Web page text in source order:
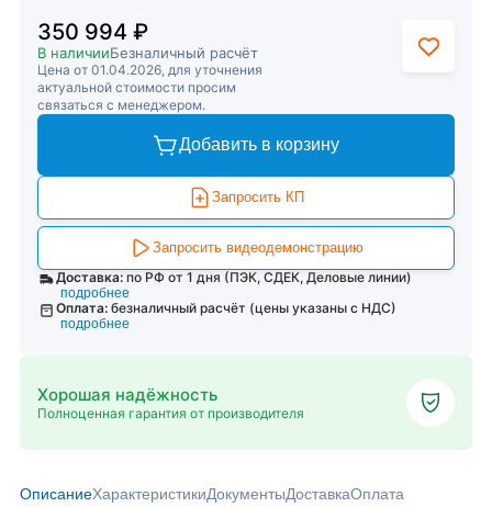
350 994 ₽
В наличииБезналичный расчёт
Цена от 01.04.2026, для уточнения
актуальной стоимости просим
связаться с менеджером.
Добавить в корзину
Запросить КП
Запросить видеодемонстрацию
Доставка: по РФ от 1 дня (ПЭК, СДЕК, Деловые линии)
подробнее
Оплата: безналичный расчёт (цены указаны с НДС)
подробнее
Хорошая надёжность
Полноценная гарантия от производителя
ОписаниеХарактеристикиДокументыДоставкаОплата